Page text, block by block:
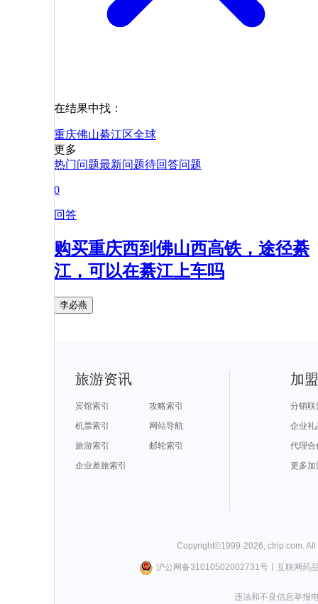
在结果中找：
重庆佛山綦江区全球
更多
热门问题最新问题待回答问题
0
回答
购买重庆西到佛山西高铁，途径綦
江，可以在綦江上车吗
李必燕
旅游资讯
宾馆索引
攻略索引
机票索引
网站导航
旅游索引
邮轮索引
企业差旅索引
加
分销联
企业礼
代理合
更多加
Copyright©1999-2026 ctrip.com .
沪公网备31010502002731号丨 互联网药
违法和不良信息举报